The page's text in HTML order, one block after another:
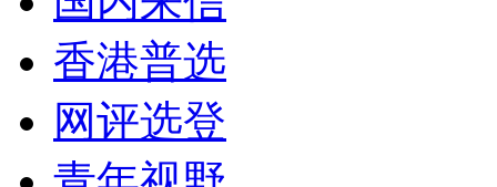
香港普选
网评选登